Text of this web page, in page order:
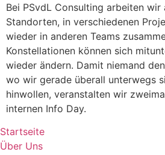
Bei PSvdL Consulting arbeiten wir
Standorten, in verschiedenen
wieder in anderen Teams
Konstellationen können sich
wieder ändern. Damit niemand
wo wir gerade überall unterwegs
hinwollen, veranstalten wir
internen Info Day.
Startseite
Über Uns